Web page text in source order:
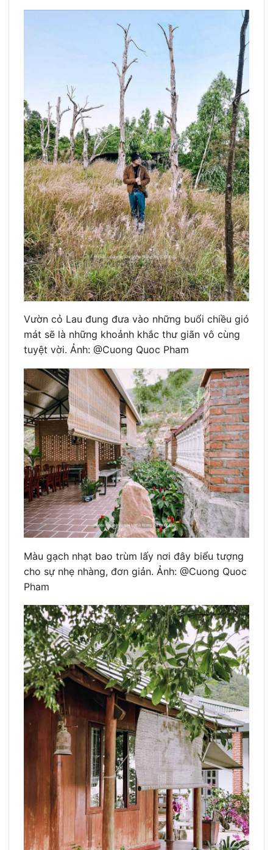
Vườn cỏ Lau đung đưa vào những buổi chiều gió
mát sẽ là những khoảnh khắc thư giãn vô cùng
tuyệt vời. Ảnh: @Cuong Quoc Pham
Màu gạch nhạt bao trùm lấy nơi đây biểu tượng
cho sự nhẹ nhàng, đơn giản. Ảnh: @Cuong Quoc
Pham